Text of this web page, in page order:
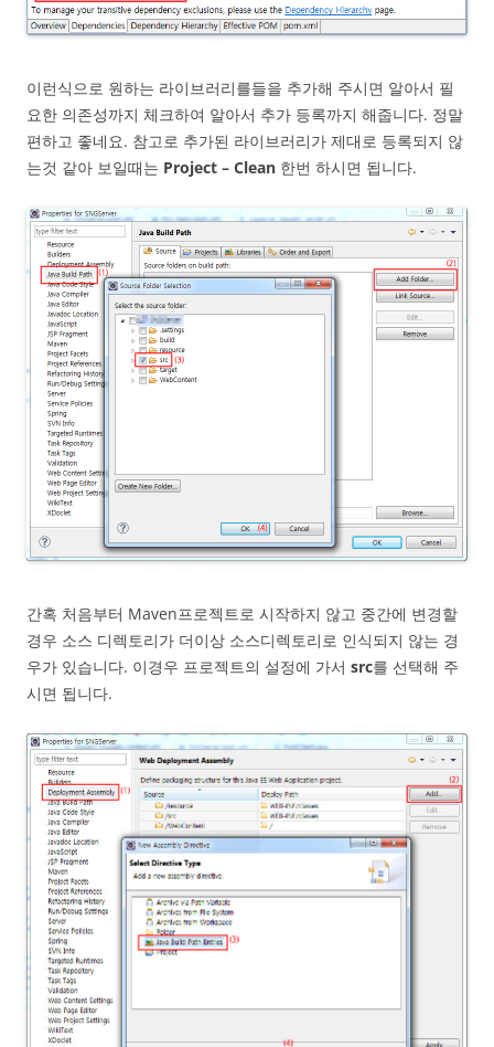
이런식으로 원하는 라이브러리를들을 추가해 주시면 알아서 필
요한 의존성까지 체크하여 알아서 추가 등록까지 해줍니다. 정말
편하고 좋네요. 참고로 추가된 라이브러리가 제대로 등록되지 않
는것 같아 보일때는 Project – Clean 한번 하시면 됩니다.
간혹 처음부터 Maven프로젝트로 시작하지 않고 중간에 변경할
경우 소스 디렉토리가 더이상 소스디렉토리로 인식되지 않는 경
우가 있습니다. 이경우 프로젝트의 설정에 가서 src를 선택해 주
시면 됩니다.